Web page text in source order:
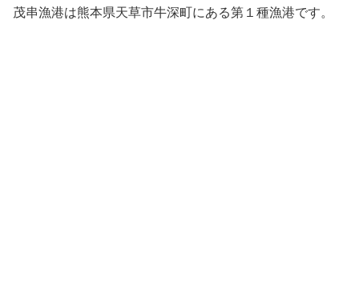
茂串漁港は熊本県天草市牛深町にある第１種漁港です。